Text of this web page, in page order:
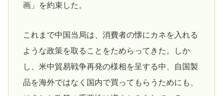
画」を約束した。
これまで中国当局は、消費者の懐にカネを入れる
ような政策を取ることをためらってきた。しか
し、米中貿易戦争再発の様相を呈する中、自国製
品を海外ではなく国内で買ってもらうためにも、